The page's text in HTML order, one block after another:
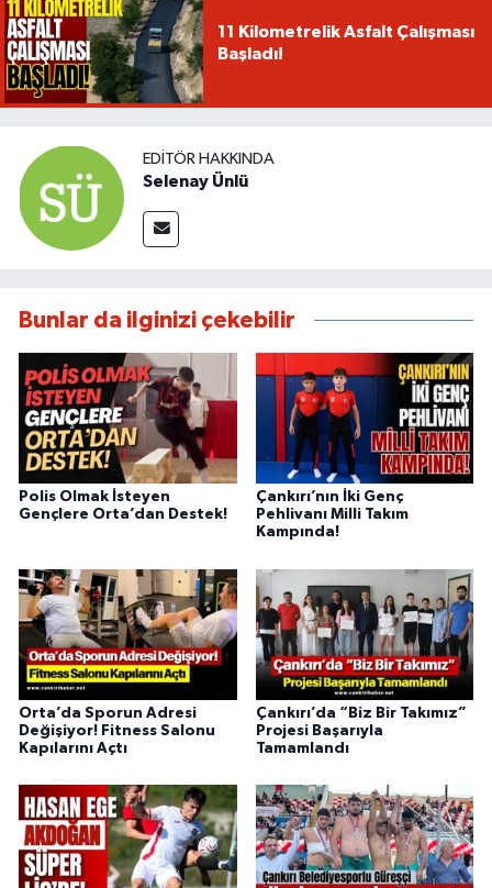
11 Kilometrelik Asfalt Çalışması
Başladı!
EDITÖR HAKKINDA
Selenay Ünlü
Bunlar da ilginizi çekebilir
Polis Olmak İsteyen
Gençlere Orta’dan Destek!
Çankırı’nın İki Genç
Pehlivanı Milli Takım
Kampında!
Orta’da Sporun Adresi
Değişiyor! Fitness Salonu
Kapılarını Açtı
Çankırı’da “Biz Bir Takımız”
Projesi Başarıyla
Tamamlandı